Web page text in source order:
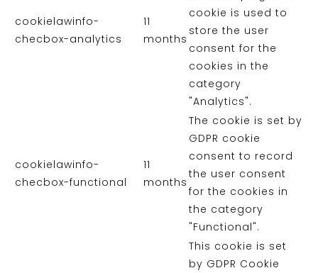
cookielawinfo-
checbox-analytics
11
months
cookie is used to
store the user
consent for the
cookies in the
category
"Analytics".
cookielawinfo-
checbox-functional
11
months
The cookie is set by
GDPR cookie
consent to record
the user consent
for the cookies in
the category
"Functional".
This cookie is set
by GDPR Cookie